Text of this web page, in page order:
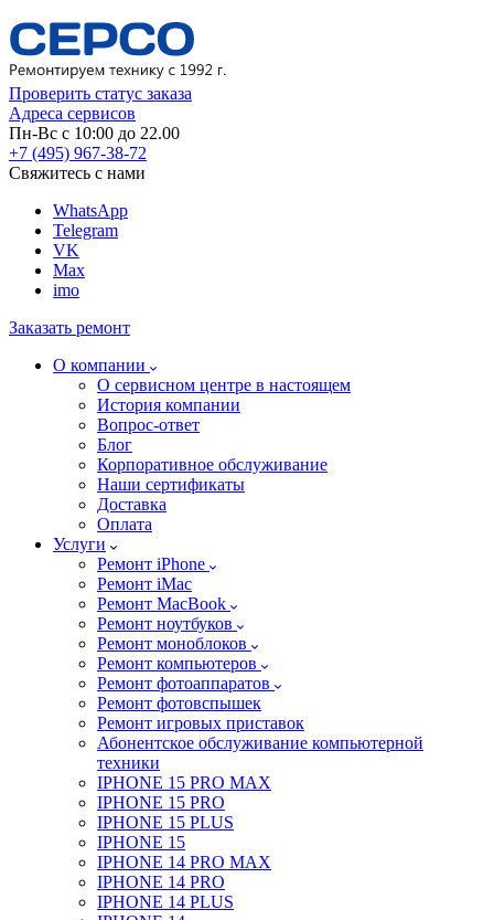
Проверить статус заказа
Адреса сервисов
Пн-Вс с 10:00 до 22.00
+7 (495) 967-38-72
Свяжитесь с нами
WhatsApp
Telegram
VK
Max
imo
Заказать ремонт
О компании
О сервисном центре в настоящем
История компании
Вопрос-ответ
Блог
Корпоративное обслуживание
Наши сертификаты
Доставка
Оплата
Услуги
Ремонт iPhone
Ремонт iMac
Ремонт MacBook
Ремонт ноутбуков
Ремонт моноблоков
Ремонт компьютеров
Ремонт фотоаппаратов
Ремонт фотовспышек
Ремонт игровых приставок
Абонентское обслуживание компьютерной
техники
IPHONE 15 PRO MAX
IPHONE 15 PRO
IPHONE 15 PLUS
IPHONE 15
IPHONE 14 PRO MAX
IPHONE 14 PRO
IPHONE 14 PLUS